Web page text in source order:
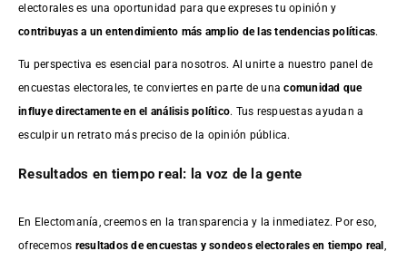
electorales es una oportunidad para que expreses tu opinión y
contribuyas a un entendimiento más amplio de las tendencias políticas.
Tu perspectiva es esencial para nosotros. Al unirte a nuestro panel de
encuestas electorales, te conviertes en parte de unacomunidad que
influye directamente en el análisis político. Tus respuestas ayudan a
esculpir un retrato más preciso de la opinión pública.
Resultados en tiempo real: la voz de la gente
En Electomanía, creemos en la transparencia y la inmediatez. Por eso,
ofrecemos resultados deencuestas y sondeos electorales en tiempo real